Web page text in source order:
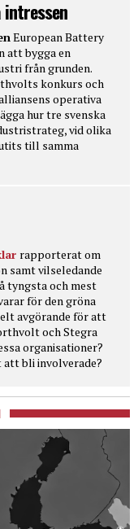
intressen
European Battery
att bygga en
från grunden.
konkurs och
operativa
hur tre svenska
vid olika
till samma
rapporterat om
samt vilseledande
tyngsta och mest
för den gröna
avgörande för att
och Stegra
organisationer?
att bli involverade?